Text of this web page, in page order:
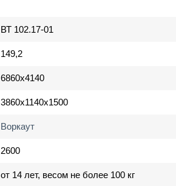
Воркаут
2600
от 14 лет, весом не более 100 кг
ВТ 102.17-01
149,2
6860х4140
3860х1140х1500